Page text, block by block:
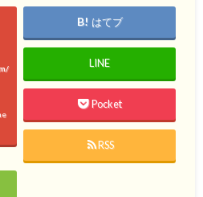
はてブ
LINE
Pocket
RSS